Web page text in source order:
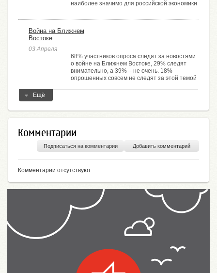
наиболее значимо для российской экономики
Война на Ближнем
Востоке
03 Апреля
68% участников опроса следят за новостями
о войне на Ближнем Востоке, 29% следят
внимательно, а 39% – не очень. 18%
опрошенных совсем не следят за этой темой
Ещё
Комментарии
Добавить комментарий
Подписаться на комментарии
Комментарии отсутствуют